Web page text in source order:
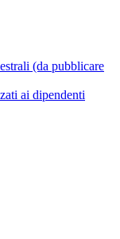
(da pubblicare
ai dipendenti